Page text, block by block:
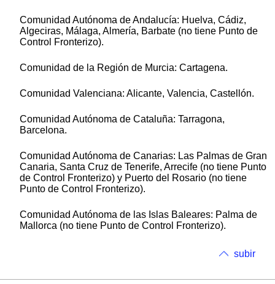
Comunidad Autónoma de Andalucía: Huelva, Cádiz,
Algeciras, Málaga, Almería, Barbate (no tiene Punto de
Control Fronterizo).
Comunidad de la Región de Murcia: Cartagena.
Comunidad Valenciana: Alicante, Valencia, Castellón.
Comunidad Autónoma de Cataluña: Tarragona,
Barcelona.
Comunidad Autónoma de Canarias: Las Palmas de Gran
Canaria, Santa Cruz de Tenerife, Arrecife (no tiene Punto
de Control Fronterizo) y Puerto del Rosario (no tiene
Punto de Control Fronterizo).
Comunidad Autónoma de las Islas Baleares: Palma de
Mallorca (no tiene Punto de Control Fronterizo).
subir